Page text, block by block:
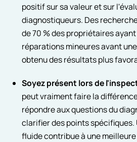
positif sur sa valeur et sur
diagnostiqueurs. Des
de 70 % des propriétaires
réparations mineures avant
obtenu des résultats plus
Soyez présent lors de
peut vraiment faire la
répondre aux questions du
clarifier des points
fluide contribue à une